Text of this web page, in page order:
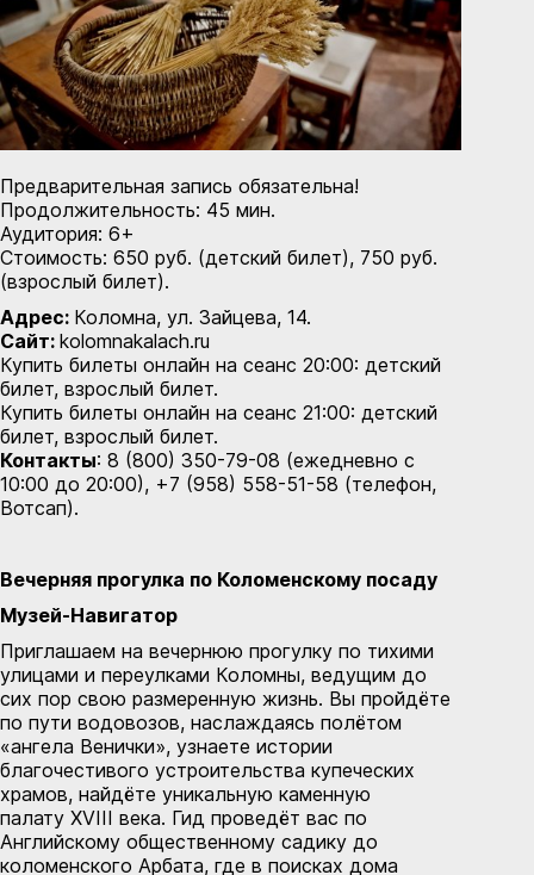
Предварительная запись обязательна!
Продолжительность: 45 мин.
Аудитория: 6+
Стоимость: 650 руб. (детский билет), 750 руб.
(взрослый билет).
Адрес: Коломна, ул. Зайцева, 14.
Сайт: kolomnakalach.ru
Купить билеты онлайн на сеанс 20:00: детский
билет, взрослый билет.
Купить билеты онлайн на сеанс 21:00: детский
билет, взрослый билет.
Контакты: 8 (800) 350-79-08 (ежедневно с
10:00 до 20:00), +7 (958) 558-51-58 (телефон,
Вотсап).
Вечерняя прогулка по Коломенскому посаду
Музей-Навигатор
Приглашаем на вечернюю прогулку по тихими
улицами и переулками Коломны, ведущим до
сих пор свою размеренную жизнь. Вы пройдёте
по пути водовозов, наслаждаясь полётом
«ангела Венички», узнаете истории
благочестивого устроительства купеческих
храмов, найдёте уникальную каменную
палату XVIII века. Гид проведёт вас по
Английскому общественному садику до
коломенского Арбата, где в поисках дома